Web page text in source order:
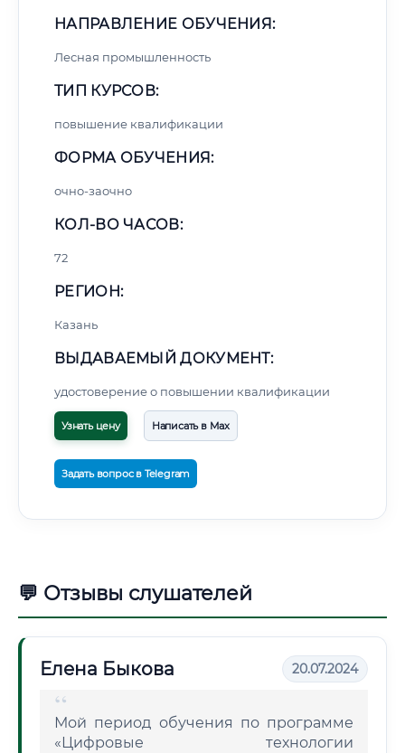
НАПРАВЛЕНИЕ ОБУЧЕНИЯ:
Лесная промышленность
ТИП КУРСОВ:
повышение квалификации
ФОРМА ОБУЧЕНИЯ:
очно-заочно
КОЛ-ВО ЧАСОВ:
72
РЕГИОН:
Казань
ВЫДАВАЕМЫЙ ДОКУМЕНТ:
удостоверение о повышении квалификации
Узнать цену Написать в Max
Задать вопрос в Telegram
💬 Отзывы слушателей
Елена Быкова 20.07.2024
Мой период обучения по программе
«Цифровые технологии